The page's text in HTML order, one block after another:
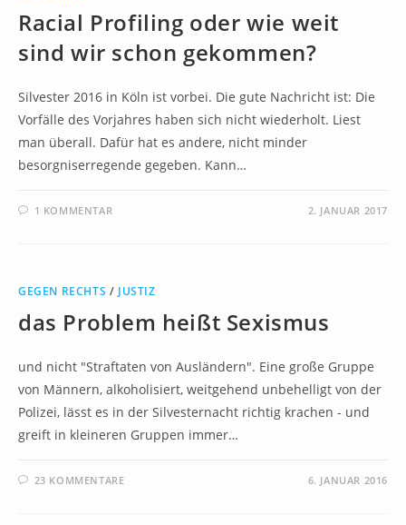
Racial Profiling oder wie weit
sind wir schon gekommen?
Silvester 2016 in Köln ist vorbei. Die gute Nachricht ist: Die
Vorfälle des Vorjahres haben sich nicht wiederholt. Liest
man überall. Dafür hat es andere, nicht minder
besorgniserregende gegeben. Kann…
1 KOMMENTAR 2. JANUAR 2017
GEGEN RECHTS / JUSTIZ
das Problem heißt Sexismus
und nicht "Straftaten von Ausländern". Eine große Gruppe
von Männern, alkoholisiert, weitgehend unbehelligt von der
Polizei, lässt es in der Silvesternacht richtig krachen - und
greift in kleineren Gruppen immer…
23 KOMMENTARE 6. JANUAR 2016